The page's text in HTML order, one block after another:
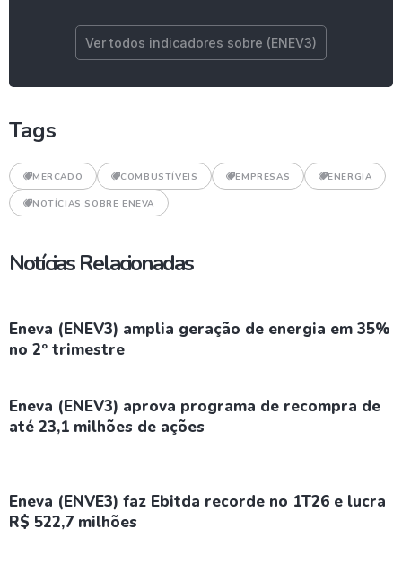
Ver todos indicadores sobre (ENEV3)
Tags
MERCADO COMBUSTÍVEIS EMPRESAS ENERGIA
NOTÍCIAS SOBRE ENEVA
Notícias Relacionadas
Eneva (ENEV3) amplia geração de energia em 35%
no 2º trimestre
Eneva (ENEV3) aprova programa de recompra de
até 23,1 milhões de ações
Eneva (ENVE3) faz Ebitda recorde no 1T26 e lucra
R$ 522,7 milhões